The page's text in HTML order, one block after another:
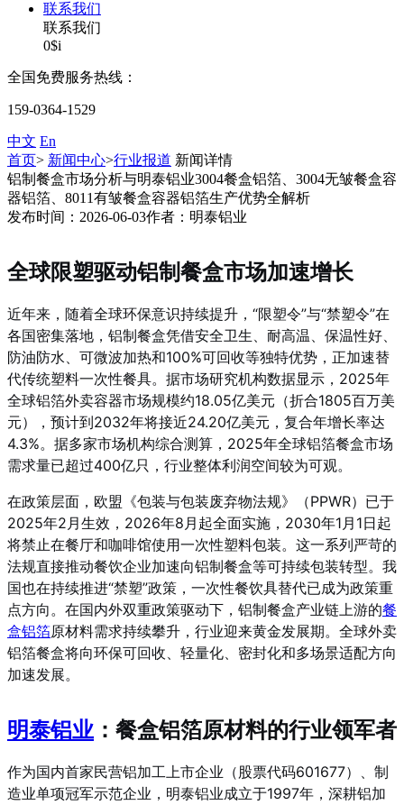
联系我们
联系我们
0$i
全国免费服务热线：
159-0364-1529
中文 En
首页> 新闻中心>行业报道 新闻详情
铝制餐盒市场分析与明泰铝业3004餐盒铝箔、3004无皱餐盒容
器铝箔、8011有皱餐盒容器铝箔生产优势全解析
发布时间：2026-06-03作者：明泰铝业
全球限塑驱动铝制餐盒市场加速增长
近年来，随着全球环保意识持续提升，“限塑令”与“禁塑令”在
各国密集落地，铝制餐盒凭借安全卫生、耐高温、保温性好、
防油防水、可微波加热和100%可回收等独特优势，正加速替
代传统塑料一次性餐具。据市场研究机构数据显示，2025年
全球铝箔外卖容器市场规模约18.05亿美元（折合1805百万美
元），预计到2032年将接近24.20亿美元，复合年增长率达
4.3%。据多家市场机构综合测算，2025年全球铝箔餐盒市场
需求量已超过400亿只，行业整体利润空间较为可观。
在政策层面，欧盟《包装与包装废弃物法规》（PPWR）已于
2025年2月生效，2026年8月起全面实施，2030年1月1日起
将禁止在餐厅和咖啡馆使用一次性塑料包装。这一系列严苛的
法规直接推动餐饮企业加速向铝制餐盒等可持续包装转型。我
国也在持续推进“禁塑”政策，一次性餐饮具替代已成为政策重
点方向。在国内外双重政策驱动下，铝制餐盒产业链上游的餐
盒铝箔原材料需求持续攀升，行业迎来黄金发展期。全球外卖
铝箔餐盒将向环保可回收、轻量化、密封化和多场景适配方向
加速发展。
明泰铝业 ：餐盒铝箔原材料的行业领军者
作为国内首家民营铝加工上市企业（股票代码601677）、制
造业单项冠军示范企业，明泰铝业成立于1997年，深耕铝加